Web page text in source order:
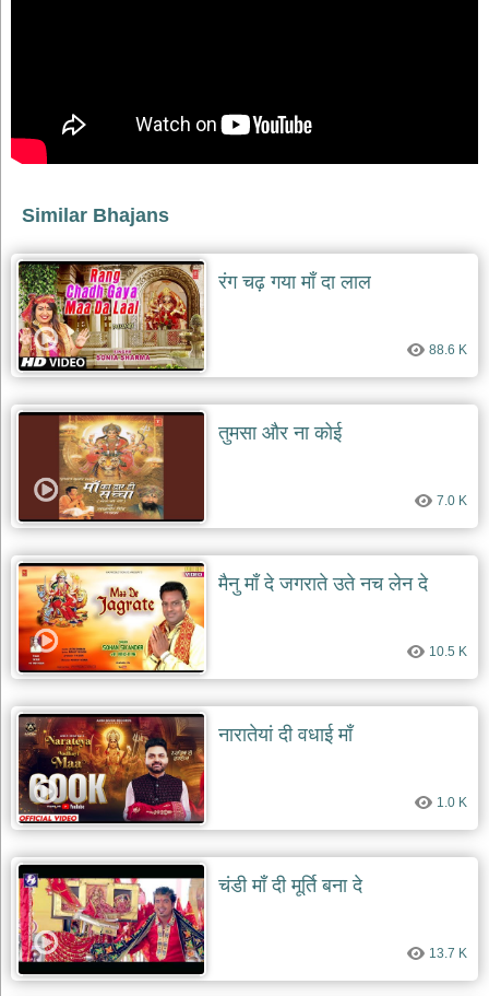
शनि
देव
dev
bhajans
आज
का
भजन
bhajan
of
the
day
भजन
bhajans
Similar Bhajans
रंग चढ़ गया माँ दा लाल
88.6 K
तुमसा और ना कोई
7.0 K
मैनु माँ दे जगराते उते नच लेन दे
10.5 K
नारातेयां दी वधाई माँ
1.0 K
चंडी माँ दी मूर्ति बना दे
13.7 K